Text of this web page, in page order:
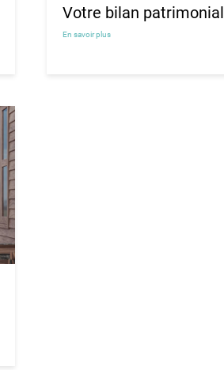
Votre bilan patrimonial
En savoir plus